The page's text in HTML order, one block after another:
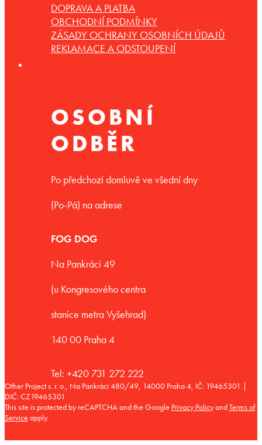
DOPRAVA A PLATBA
OBCHODNÍ PODMÍNKY
ZÁSADY OCHRANY OSOBNÍCH ÚDAJŮ
REKLAMACE A ODSTOUPENÍ
OSOBNÍ
ODBĚR
Po předchozí domluvě ve všední dny
(Po-Pá) na adrese
FOG DOG
Na Pankráci 49
(u Kongresového centra
stanice metra Vyšehrad)
140 00 Praha 4
Tel: +420 731 272 222
Other Project s. r. o., Na Pankráci 480/49, 14000 Praha 4, IČ: 19465301 |
DIČ: CZ19465301
This site is protected by reCAPTCHA and the Google Privacy PolicyandTerms of
Service apply.